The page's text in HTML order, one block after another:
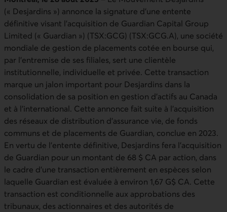
(« Desjardins ») annonce la signature d’une entente
définitive visant l’acquisition de Guardian Capital Group
Limited (« Guardian ») (TSX:GCG) (TSX:GCG.A), une société
mondiale de gestion de placements cotée en bourse qui,
par l’entremise de ses filiales, sert une clientèle
institutionnelle, individuelle et privée. Cette transaction
marque un jalon important pour Desjardins dans la
consolidation de sa position en gestion d’actifs au Canada
et à l’international. Cette annonce fait suite à l’acquisition
des réseaux de distribution d’assurance vie, de fonds
communs et de placements de Guardian, conclue en 2023.
En vertu de l’entente définitive, Desjardins fera l’acquisition
de Guardian pour un montant de 68 $ CA par action, dans
le cadre d’une transaction entièrement en espèces selon
laquelle Guardian est évaluée à environ 1,67 G$ CA. Cette
transaction est conditionnelle aux approbations des
tribunaux, des actionnaires et des autorités de